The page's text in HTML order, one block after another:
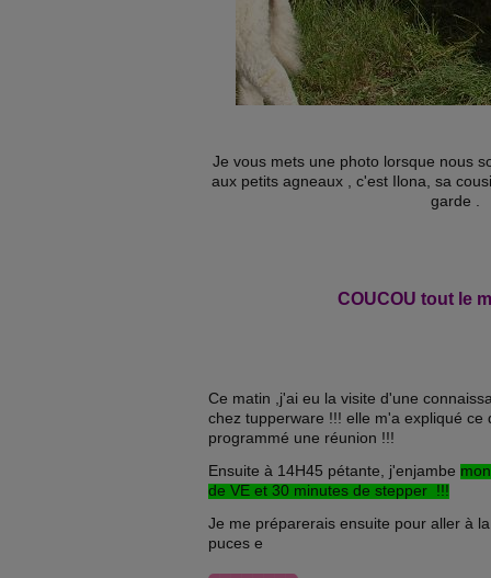
Je vous mets une photo lorsque nous
aux petits agneaux , c'est Ilona, sa
garde .
COUCOU tout le
Ce matin ,j'ai eu la visite d'une
chez tupperware !!! elle m'a expliqué ce
programmé une réunion !!!
Ensuite à 14H45 pétante, j'enjambe
de VE et 30 minutes de stepper !!!
Je me préparerais ensuite pour aller à
puces e